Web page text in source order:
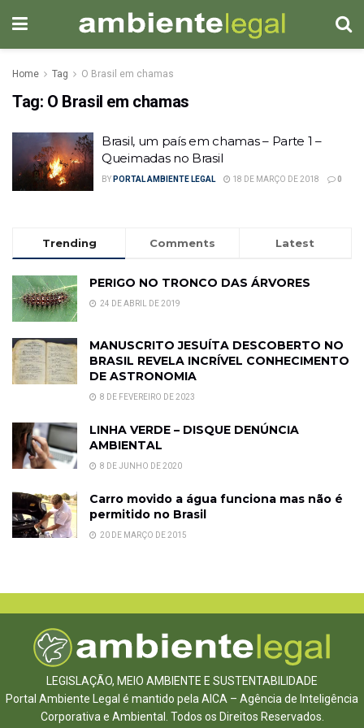
Home Tag O Brasil em chamas
Tag: O Brasil em chamas
Brasil, um país em chamas – Parte 1 –
Queimadas no Brasil
BY PORTAL AMBIENTE LEGAL 18 DE MARÇO DE 2018 0
Trending Comments Latest
PERIGO NO TRONCO DAS ÁRVORES
24 DE ABRIL DE 2019
MANUSCRITO JESUÍTA DESCOBERTO NO
BRASIL REVELA INCRÍVEL CONHECIMENTO
DE ASTRONOMIA
8 DE FEVEREIRO DE 2023
LINHA VERDE – DISQUE DENÚNCIA
AMBIENTAL
8 DE JUNHO DE 2020
Carro movido a água funciona mas não é
permitido no Brasil
20 DE MARÇO DE 2015
LEGISLAÇÃO, MEIO AMBIENTE E SUSTENTABILIDADE
Portal Ambiente Legal é mantido pela AICA – Agência de Inteligência
Corporativa e Ambiental. Todos os Direitos Reservados.